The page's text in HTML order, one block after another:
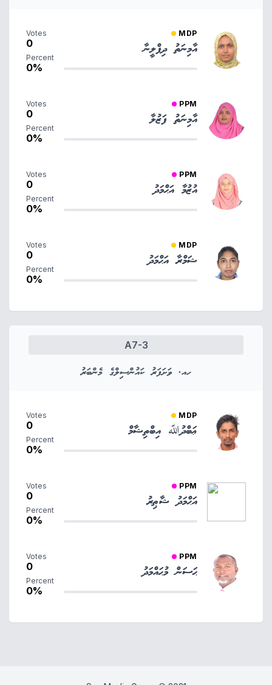
MDP
އާމިނަތު ދިފްލީނާ
Votes
0
Percent
0%
PPM
އާމިނަތު ފަޒުލާ
Votes
0
Percent
0%
PPM
އުޒުމާ އަޙްމަދު
Votes
0
Percent
0%
MDP
ޝަމްރާ އަޙްމަދު
Votes
0
Percent
0%
A7-3
ހއ. ވަށަފަރު ކައުންސިލްގެ މެންބަރު
MDP
ޢަބްދުﷲ އިބްތިޝާމް
Votes
0
Percent
0%
PPM
އަޙްމަދު ޝާޠިރު
Votes
0
Percent
0%
PPM
ޙަސަން މުޙައްމަދު
Votes
0
Percent
0%